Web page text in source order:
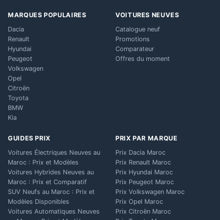
MARQUES POPULAIRES
Dacia
Renault
Hyundai
Peugeot
Volkswagen
Opel
Citroën
Toyota
BMW
Kia
VOITURES NEUVES
Catalogue neuf
Promotions
Comparateur
Offres du moment
GUIDES PRIX
Voitures Électriques Neuves au
Maroc : Prix et Modèles
Voitures Hybrides Neuves au
Maroc : Prix et Comparatif
SUV Neufs au Maroc : Prix et
Modèles Disponibles
Voitures Automatiques Neuves
PRIX PAR MARQUE
Prix Dacia Maroc
Prix Renault Maroc
Prix Hyundai Maroc
Prix Peugeot Maroc
Prix Volkswagen Maroc
Prix Opel Maroc
Prix Citroën Maroc